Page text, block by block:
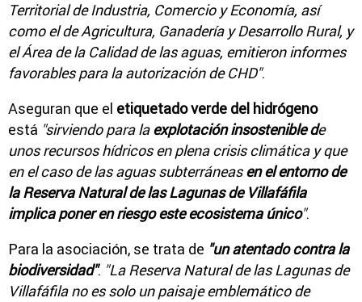
Territorial de Industria, Comercio y Economía, así
como el de Agricultura, Ganadería y Desarrollo Rural, y
el Área de la Calidad de las aguas, emitieron informes
favorables para la autorización de CHD".
Aseguran que el etiquetado verde del hidrógeno
está "sirviendo para laexplotación insostenible de
unos recursos hídricos en plena crisis climática y que
en el caso de las aguas subterráneasen el entorno de
la Reserva Natural de las Lagunas de Villafáfila
implica poner en riesgo este ecosistema único".
Para la asociación, se trata de "un atentado contra la
biodiversidad". "La Reserva Natural de las Lagunas de
Villafáfila no es solo un paisaje emblemático de